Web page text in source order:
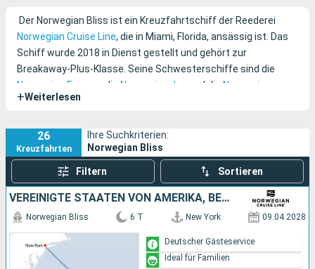
Der Norwegian Bliss ist ein Kreuzfahrtschiff der Reederei
Norwegian Cruise Line, die in Miami, Florida, ansässig ist. Das
Schiff wurde 2018 in Dienst gestellt und gehört zur
Breakaway-Plus-Klasse. Seine Schwesterschiffe sind die
Norwegian Escape
, die Norwegian Joy und die Norwegian
Encore. Zu den Reiserouten des Norwegian Bliss gehört unter
+Weiterlesen
26
Kreuzfahrten
Ihre Suchkriterien:
Norwegian Bliss
Filtern Sortieren
VEREINIGTE STAATEN VON AMERIKA, BERMUDA
Norwegian Bliss 6 T New York 09.04.2028
Deutscher Gästeservice
Ideal für Familien